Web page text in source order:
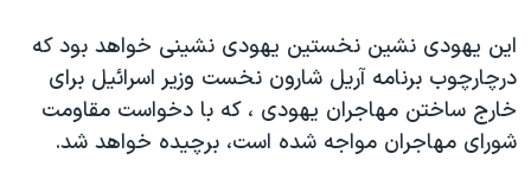
گالری عکس
آرشیو پخش زنده
اعتراضات زن، زندگی، آزادی
مجموعه مستندهای دادخواهی
تریبونال مردمی آبان ۹۸
اين یهودی نشين نخستين یهودی نشينی خواهد بود که
درچارچوب برنامه آريل شارون نخست وزير اسرائيل برای
خارج ساختن مهاجران يهودی ، که با دخواست مقاومت
شورای مهاجران مواجه شده است، برچيده خواهد شد.